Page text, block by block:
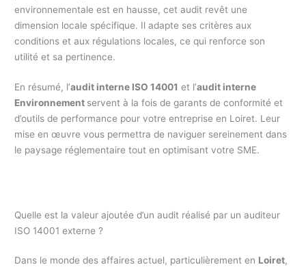
environnementale est en hausse, cet audit revêt une
dimension locale spécifique. Il adapte ses critères aux
conditions et aux régulations locales, ce qui renforce son
utilité et sa pertinence.
En résumé, l’audit interne ISO 14001 et l’audit interne
Environnement servent à la fois de garants de conformité et
d’outils de performance pour votre entreprise en Loiret. Leur
mise en œuvre vous permettra de naviguer sereinement dans
le paysage réglementaire tout en optimisant votre SME.
Quelle est la valeur ajoutée d’un audit réalisé par un auditeur
ISO 14001 externe ?
Dans le monde des affaires actuel, particulièrement en Loiret,